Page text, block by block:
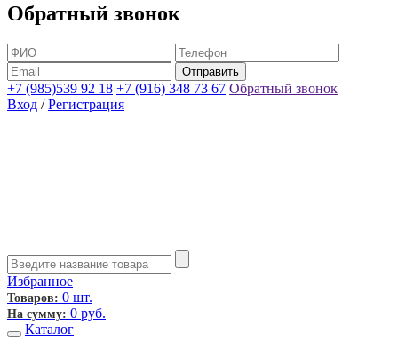
Обратный звонок
+7 (985)539 92 18 +7 (916) 348 73 67 Обратный звонок
Вход / Регистрация
Избранное
Товаров: 0 шт.
На сумму: 0 руб.
Каталог